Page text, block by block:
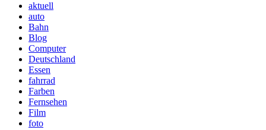
aktuell
auto
Bahn
Blog
Computer
Deutschland
Essen
fahrrad
Farben
Fernsehen
Film
foto